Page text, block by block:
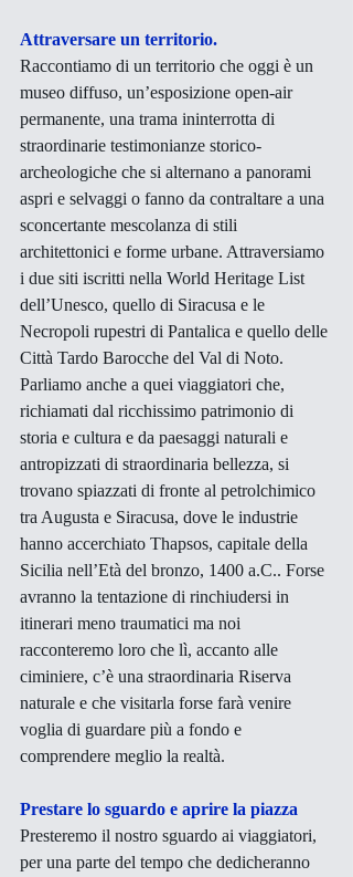
Attraversare un territorio.
Raccontiamo di un territorio che oggi è un
museo diffuso, un’esposizione open-air
permanente, una trama ininterrotta di
straordinarie testimonianze storico-
archeologiche che si alternano a panorami
aspri e selvaggi o fanno da contraltare a una
sconcertante mescolanza di stili
architettonici e forme urbane. Attraversiamo
i due siti iscritti nella World Heritage List
dell’Unesco, quello di Siracusa e le
Necropoli rupestri di Pantalica e quello delle
Città Tardo Barocche del Val di Noto.
Parliamo anche a quei viaggiatori che,
richiamati dal ricchissimo patrimonio di
storia e cultura e da paesaggi naturali e
antropizzati di straordinaria bellezza, si
trovano spiazzati di fronte al petrolchimico
tra Augusta e Siracusa, dove le industrie
hanno accerchiato Thapsos, capitale della
Sicilia nell’Età del bronzo, 1400 a.C.. Forse
avranno la tentazione di rinchiudersi in
itinerari meno traumatici ma noi
racconteremo loro che lì, accanto alle
ciminiere, c’è una straordinaria Riserva
naturale e che visitarla forse farà venire
voglia di guardare più a fondo e
comprendere meglio la realtà.
Prestare lo sguardo e aprire la piazza
Presteremo il nostro sguardo ai viaggiatori,
per una parte del tempo che dedicheranno